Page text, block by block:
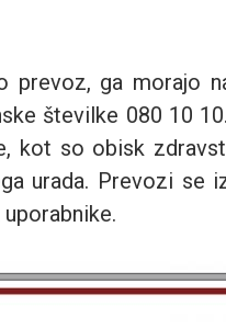
prevoz, ga morajo
številke 080 10
kot so obisk
urada. Prevozi